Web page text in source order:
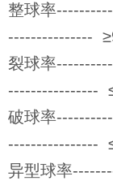
整球率
---------------
裂球率
----------------
破球率
----------------
异型球率